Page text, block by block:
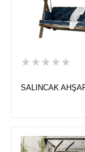
★★★★★
SALINCAK